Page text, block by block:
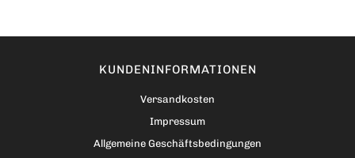
KUNDENINFORMATIONEN
Versandkosten
Impressum
Allgemeine Geschäftsbedingungen